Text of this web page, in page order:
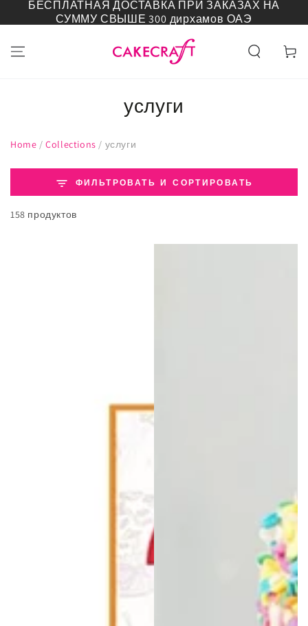
ПЕРЕЙТИ К
СОДЕРЖАНИЮ
БЕСПЛАТНАЯ ДОСТАВКА ПРИ ЗАКАЗАХ НА
СУММУ СВЫШЕ 300 дирхамов ОАЭ
услуги
Home /Collections / услуги
ФИЛЬТРОВАТЬ И СОРТИРОВАТЬ
158 продуктов